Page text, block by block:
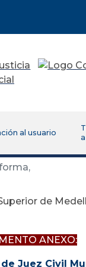
al usuario
de
ANEXO:
Juez Civil